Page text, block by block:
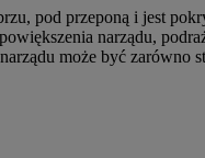
pod przeponą i jest
narządu,
może być zarówno